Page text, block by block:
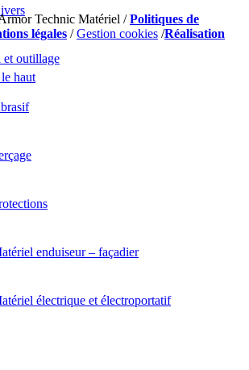
et outillage
enduiseur – façadier
électrique et électroportatif
Technic Matériel /Politiques de
légales /Gestion cookies /Réalisation
haut